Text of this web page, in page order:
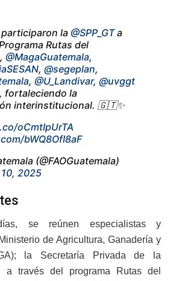
la @SPP_GTa
Rutas del
@MagaGuatemala,
, @segeplan,
, @U_Landivar, @uvggt
, fortaleciendo la
interinstitucional. 🇬🇹✨
oCmtIpUrTA
bWQ8OfI8aF
(@FAOGuatemala)
2025
se reúnen especialistas y
de Agricultura, Ganadería y
la Secretaría Privada de la
a través del programa Rutas del